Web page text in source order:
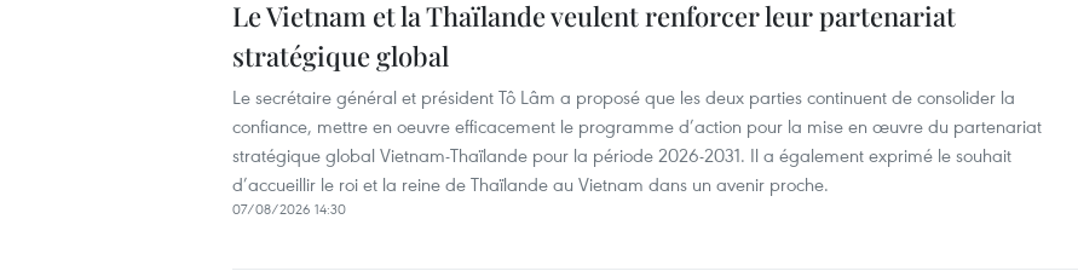
Le Vietnam et la Thaïlande veulent renforcer leur partenariat
stratégique global
Le secrétaire général et président Tô Lâm a proposé que les deux parties continuent de consolider la
confiance, mettre en oeuvre efficacement le programme d’action pour la mise en œuvre du partenariat
stratégique global Vietnam-Thaïlande pour la période 2026-2031. Il a également exprimé le souhait
d’accueillir le roi et la reine de Thaïlande au Vietnam dans un avenir proche.
07/08/2026 14:30